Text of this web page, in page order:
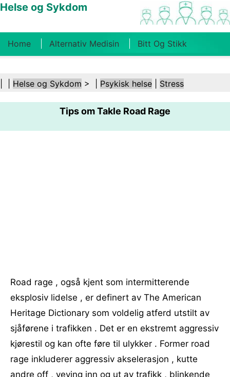
Helse og Sykdom
Home Alternativ Medisin Bitt Og Stikk
Kosthold Og Ernæring Familiehelse
Helsebransjen Psykisk Helse Folkehelse Og
Sikkerhet Kirurgi Og Prosedyrer Helse
Helse og Sykdom > | Psykisk helse Stress
Tips om Takle Road Rage
Road rage , også kjent som intermitterende
eksplosiv lidelse , er definert av The American
Heritage Dictionary som voldelig atferd utstilt av
sjåførene i trafikken . Det er en ekstremt aggressiv
kjørestil og kan ofte føre til ulykker . Former road
rage inkluderer aggressiv akselerasjon , kutte
andre off , veving inn og ut av trafikk , blinkende